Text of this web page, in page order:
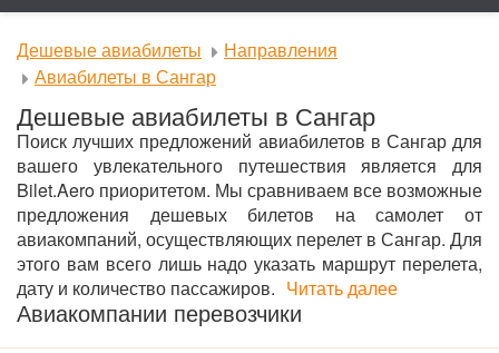
Дешевые авиабилеты
Направления
Авиабилеты в Сангар
Дешевые авиабилеты в Сангар
Поиск лучших предложений авиабилетов в Сангар для
вашего увлекательного путешествия является для
Bilet.Aero приоритетом. Мы сравниваем все возможные
предложения дешевых билетов на самолет от
авиакомпаний, осуществляющих перелет в Сангар. Для
этого вам всего лишь надо указать маршрут перелета,
дату и количество пассажиров. Читать далее
Авиакомпании перевозчики